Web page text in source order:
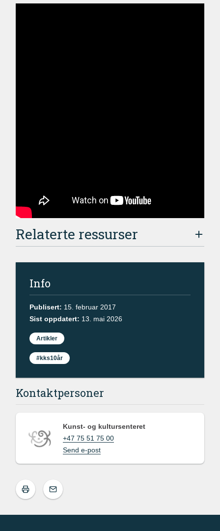
Relaterte ressurser
Info
Publisert: 15. februar 2017
Sist oppdatert: 13. mai 2026
Artikler
#kks10år
Kontaktpersoner
Kunst- og kultursenteret
+47 75 51 75 00
Send e-post